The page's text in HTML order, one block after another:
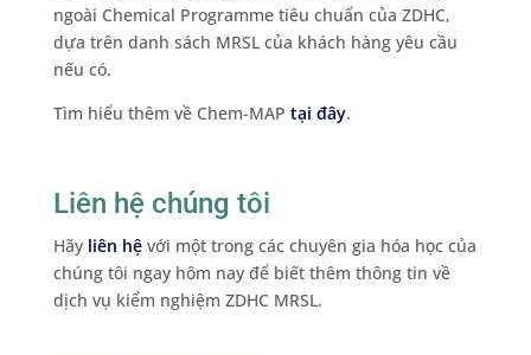
ngoài Chemical Programme tiêu chuẩn của ZDHC,
dựa trên danh sách MRSL của khách hàng yêu cầu
nếu có.
Tìm hiểu thêm về Chem-MAP tại đây.
Liên hệ chúng tôi
Hãy liên hệvới một trong các chuyên gia hóa học của
chúng tôi ngay hôm nay để biết thêm thông tin về
dịch vụ kiểm nghiệm ZDHC MRSL.